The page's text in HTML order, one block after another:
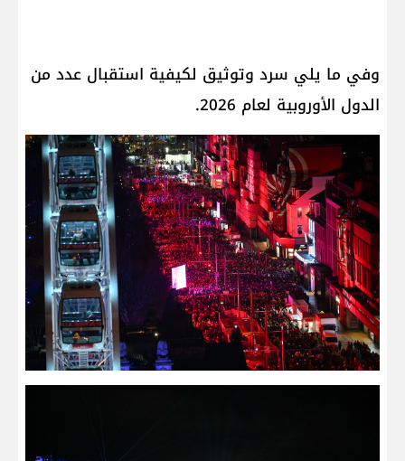
وفي ما يلي سرد وتوثيق لكيفية استقبال عدد من
الدول الأوروبية لعام 2026.